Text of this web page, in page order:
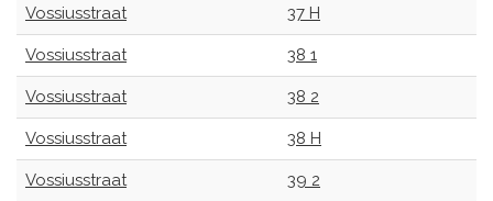
Vossiusstraat 37 H
Vossiusstraat 38 1
Vossiusstraat 38 2
Vossiusstraat 38 H
Vossiusstraat 39 2